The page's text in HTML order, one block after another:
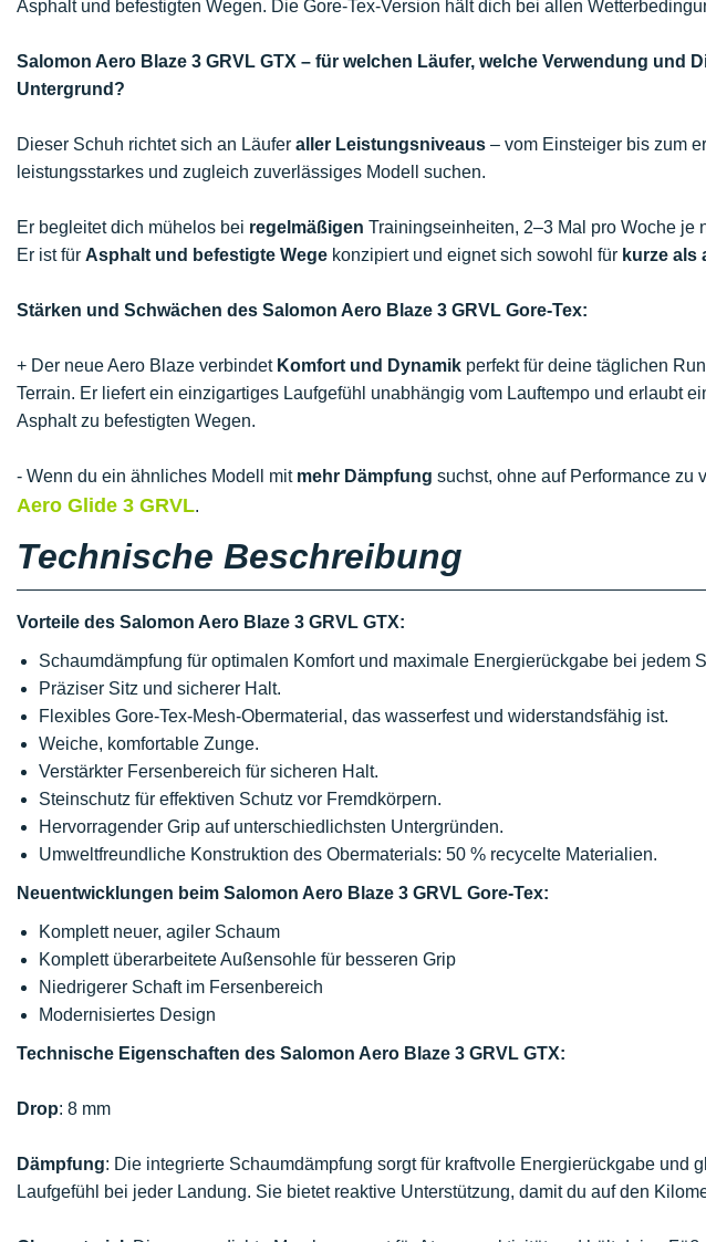
Asphalt und befestigten Wegen. Die Gore-Tex-Version hält dich bei allen
Salomon Aero Blaze 3 GRVL GTX – für welchen Läufer, welche Verwendung und
Untergrund?
Dieser Schuh richtet sich an Läufer aller Leistungsniveaus – vom Einsteiger bis zum
leistungsstarkes und zugleich zuverlässiges Modell suchen.
Er begleitet dich mühelos bei regelmäßigen Trainingseinheiten, 2–3 Mal pro Woche je
Er ist für Asphalt und befestigte Wege konzipiert und eignet sich sowohl für kurze als
Stärken und Schwächen des Salomon Aero Blaze 3 GRVL Gore-Tex:
+ Der neue Aero Blaze verbindet Komfort und Dynamik perfekt für deine täglichen
Terrain. Er liefert ein einzigartiges Laufgefühl unabhängig vom Lauftempo und erlaubt
Asphalt zu befestigten Wegen.
- Wenn du ein ähnliches Modell mit mehr Dämpfung suchst, ohne auf Performance zu
Aero Glide 3 GRVL.
Technische Beschreibung
Vorteile des Salomon Aero Blaze 3 GRVL GTX:
Schaumdämpfung für optimalen Komfort und maximale Energierückgabe bei jedem
Präziser Sitz und sicherer Halt.
Flexibles Gore-Tex-Mesh-Obermaterial, das wasserfest und widerstandsfähig ist.
Weiche, komfortable Zunge.
Verstärkter Fersenbereich für sicheren Halt.
Steinschutz für effektiven Schutz vor Fremdkörpern.
Hervorragender Grip auf unterschiedlichsten Untergründen.
Umweltfreundliche Konstruktion des Obermaterials: 50 % recycelte Materialien.
Neuentwicklungen beim Salomon Aero Blaze 3 GRVL Gore-Tex:
Komplett neuer, agiler Schaum
Komplett überarbeitete Außensohle für besseren Grip
Niedrigerer Schaft im Fersenbereich
Modernisiertes Design
Technische Eigenschaften des Salomon Aero Blaze 3 GRVL GTX:
Drop: 8 mm
Dämpfung: Die integrierte Schaumdämpfung sorgt für kraftvolle Energierückgabe und
Laufgefühl bei jeder Landung. Sie bietet reaktive Unterstützung, damit du auf den